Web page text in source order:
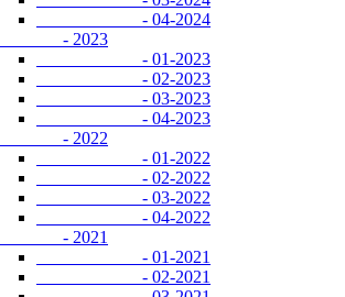
- 04-2024
- 2023
- 01-2023
- 02-2023
- 03-2023
- 04-2023
- 2022
- 01-2022
- 02-2022
- 03-2022
- 04-2022
- 2021
- 01-2021
- 02-2021